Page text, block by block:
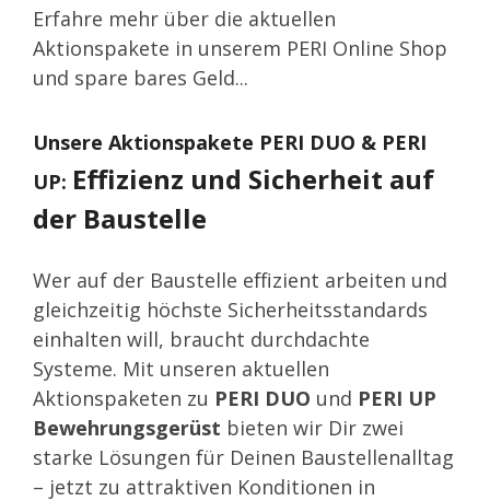
Erfahre mehr über die aktuellen
Aktionspakete in unserem PERI Online Shop
und spare bares Geld...
Unsere Aktionspakete PERI DUO & PERI
UP: Effizienz und Sicherheit auf
der Baustelle
Wer auf der Baustelle effizient arbeiten und
gleichzeitig höchste Sicherheitsstandards
einhalten will, braucht durchdachte
Systeme. Mit unseren aktuellen
Aktionspaketen zu PERI DUO und PERI UP
Bewehrungsgerüst bieten wir Dir zwei
starke Lösungen für Deinen Baustellenalltag
– jetzt zu attraktiven Konditionen in